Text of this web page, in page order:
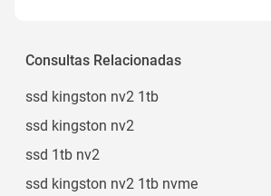
256gb a 511gb
Consultas Relacionadas
ssd kingston nv2 1tb
ssd kingston nv2
ssd 1tb nv2
ssd kingston nv2 1tb nvme